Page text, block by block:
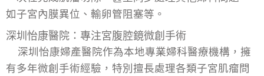
如子宮內膜異位 、輸卵管阻塞等。
深圳怡康醫院：專注宮腹腔鏡微創手術
深圳怡康婦產醫院作為本地專業婦科醫療機構，擁
有多年微創手術經驗，特別擅長處理各類子宮肌瘤問